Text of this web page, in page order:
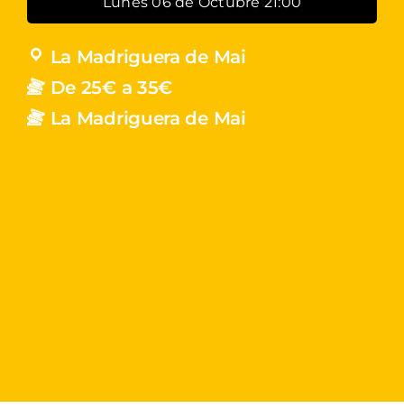
La Madriguera de Mai
De 25€ a 35€
La Madriguera de Mai